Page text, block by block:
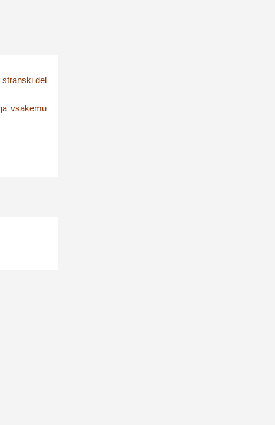
stranski del
vsakemu